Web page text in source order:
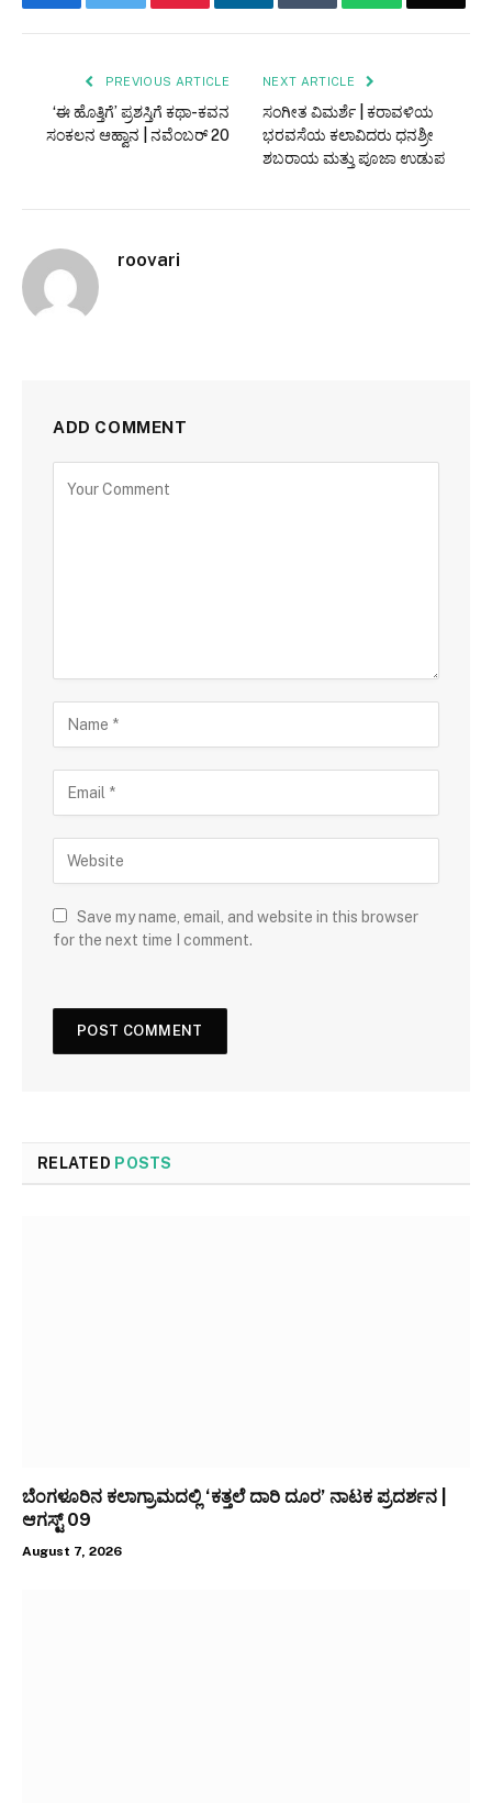
PREVIOUS ARTICLE
‘ಈ ಹೊತ್ತಿಗೆ’ ಪ್ರಶಸ್ತಿಗೆ ಕಥಾ-ಕವನ
ಸಂಕಲನ ಆಹ್ವಾನ | ನವೆಂಬರ್ 20
NEXT ARTICLE
ಸಂಗೀತ ವಿಮರ್ಶೆ | ಕರಾವಳಿಯ
ಭರವಸೆಯ ಕಲಾವಿದರು ಧನಶ್ರೀ
ಶಬರಾಯ ಮತ್ತು ಪೂಜಾ ಉಡುಪ
roovari
ADD COMMENT
Save my name, email, and website in this browser
for the next time I comment.
RELATED POSTS
ಬೆಂಗಳೂರಿನ ಕಲಾಗ್ರಾಮದಲ್ಲಿ ‘ಕತ್ತಲೆ ದಾರಿ ದೂರ’ ನಾಟಕ ಪ್ರದರ್ಶನ |
ಆಗಸ್ಟ್ 09
August 7, 2026